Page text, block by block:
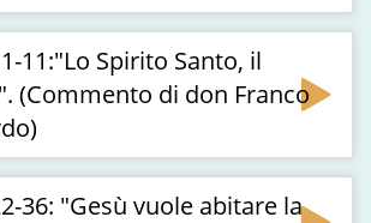
11:"Lo Spirito Santo, il
(Commento di don Franco
36: "Gesù vuole abitare la